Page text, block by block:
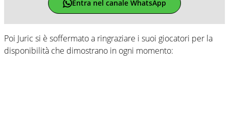
Entra nel canale WhatsApp
Poi Juric si è soffermato a ringraziare i suoi giocatori per la
disponibilità che dimostrano in ogni momento: